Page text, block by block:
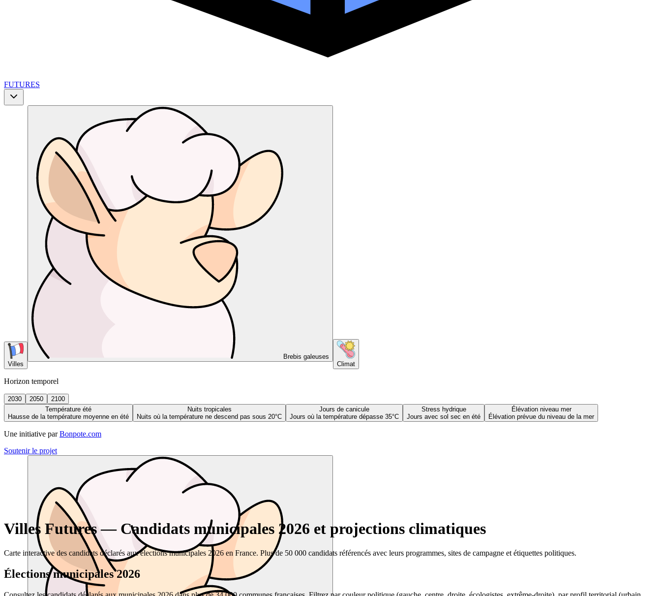
FUTURES
Villes
Brebis galeuses
Climat
Horizon temporel
2030 2050
2100
Température été
Hausse de la température moyenne en été
Nuits tropicales
Nuits où la température ne descend pas sous 20°C
Jours de canicule
Jours où la température dépasse 35°C
Stress hydrique
Jours avec sol sec en été
Élévation niveau mer
Élévation prévue du niveau de la mer
Une initiative par Bonpote.com
Soutenir le projet
Villes Futures — Candidats municipales 2026 et projections climatiques
Carte interactive des candidats déclarés aux élections municipales 2026 en France. Plus de 50 000 candidats référencés avec leurs programmes, sites de campagne et étiquettes politiques.
Élections municipales 2026